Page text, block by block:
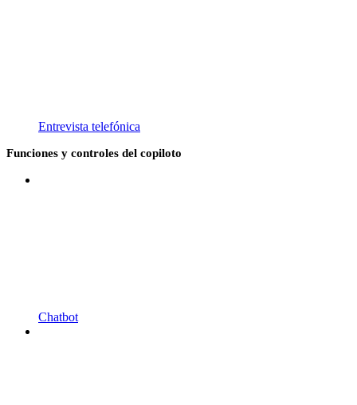
Entrevista telefónica
Funciones y controles del copiloto
Chatbot